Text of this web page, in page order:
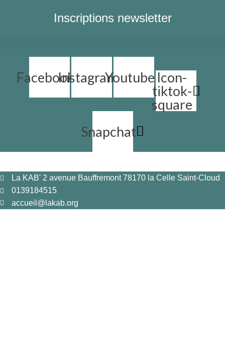
Inscriptions newsletter
FacebookInstagramYoutube Icon-
tiktok-
square
Snapchat
La KAB' 2 avenue Bauffremont 78170 la Celle Saint-Cloud
0139184515
accueil@lakab.org